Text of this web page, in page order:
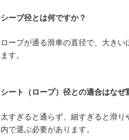
シーブ径とは何ですか？
ロープが通る滑車の直径で、大き
ます。
シート（ロープ）径との適合はなぜ
太すぎると通らず、細すぎると滑
内で選ぶ必要があります。